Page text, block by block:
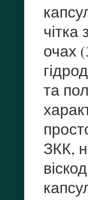
очах
та
ЗКК,